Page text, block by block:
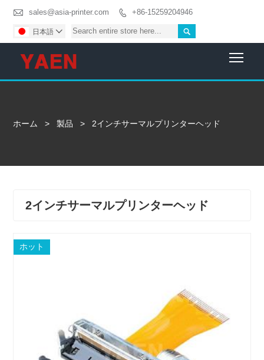
 sales@asia-printer.com  +86-15259204946

日本語 
ホーム > 製品 > 2インチサーマルプリンターヘッド
2インチサーマルプリンターヘッド
ホット